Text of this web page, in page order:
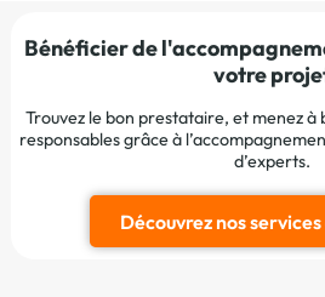
Bénéficier de
votre
Trouvez le bon prestataire, et menez à
responsables grâce à
d’experts.
Découvrez nos